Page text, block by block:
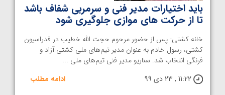
باید اختیارات مدیر فنی و سرمربی شفاف باشد
تا از حرکت های موازی جلوگیری شود
خانه کشتی- پس از حضور مرحوم حجت الله خطیب در فدراسیون
کشتی، رسول خادم به عنوان مدیر تیم‌های ملی کشتی آزاد و
فرنگی انتخاب شد. سناریو مدیر فنی تیم‌های ملی ...
11:22 , 23 دی 99
ادامه مطلب